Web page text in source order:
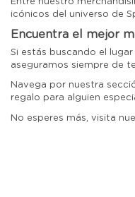
icónicos del universo de
Encuentra el mejor
Si estás buscando el
aseguramos siempre de
Navega por nuestra
regalo para alguien
No esperes más, visita